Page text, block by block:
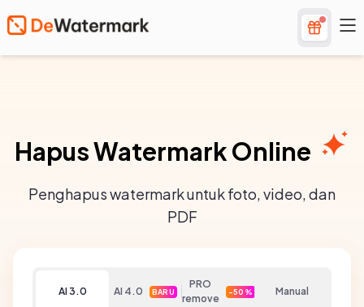
Hapus Watermark Online
Penghapus watermark untuk foto, video, dan
PDF
AI 3.0 AI 4.0 BARU
PRO
remove
-50% Manual